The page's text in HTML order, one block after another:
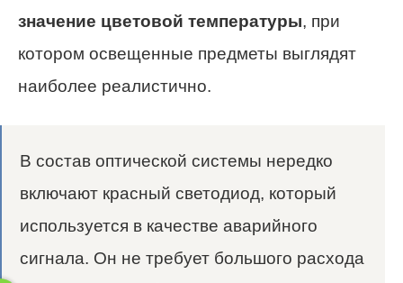
значение цветовой температуры, при
котором освещенные предметы выглядят
наиболее реалистично.
В состав оптической системы нередко
включают красный светодиод, который
используется в качестве аварийного
сигнала. Он не требует большого расхода